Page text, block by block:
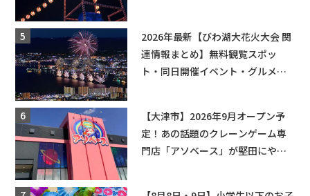
2026年最新【びわ湖大花火大会 関
連情報まとめ】無料観覧スポッ
ト・同日開催イベント・グルメマ
【大津市】2026年9月オープン予
定！あの話題のクレーンゲーム専
門店「アソベース」が堅田にやっ